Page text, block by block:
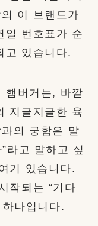
이 브랜드가
일 번호표가 순
고 있습니다.
햄버거는, 바깥
지글지글한 육
의 궁합은 말
라고 말하고 싶
기 있습니다.
작되는 “기다
나입니다.